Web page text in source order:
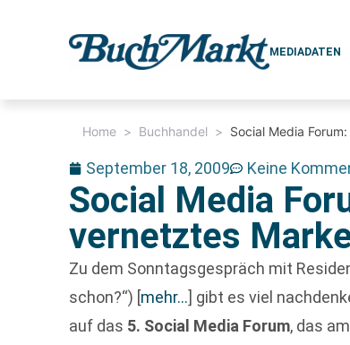
MEDIADATEN
Home > Buchhandel > Social Media
September 18, 2009 Keine
Social Media
vernetztes
Zu dem Sonntagsgespräch mit
schon?“) [mehr…] gibt es viel
auf das 5. Social Media Forum, das